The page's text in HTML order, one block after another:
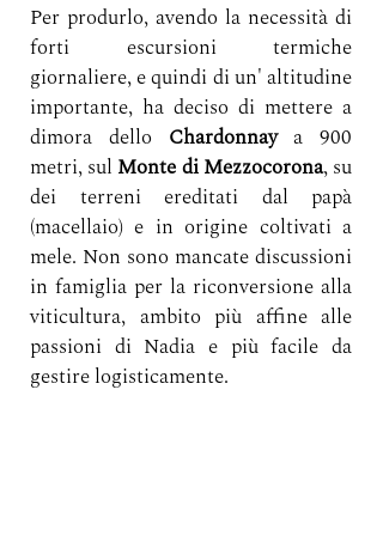
Per produrlo, avendo la necessità di
forti escursioni termiche
giornaliere, e quindi di un' altitudine
importante, ha deciso di mettere a
dimora dello Chardonnay a 900
metri, sul Monte di Mezzocorona, su
dei terreni ereditati dal papà
(macellaio) e in origine coltivati a
mele. Non sono mancate discussioni
in famiglia per la riconversione alla
viticultura, ambito più affine alle
passioni di Nadia e più facile da
gestire logisticamente.